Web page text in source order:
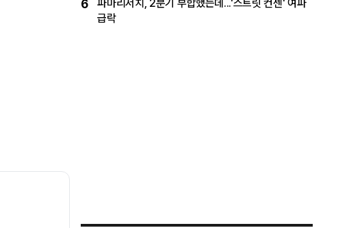
6
파마리서치, 2분기 부합했는데...'스트릿 컨센' 여파
급락